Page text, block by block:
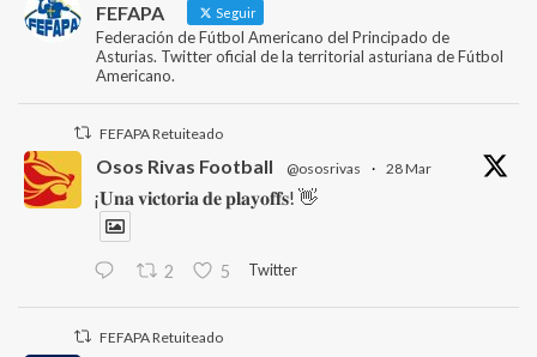
FEFAPA Seguir
Federación de Fútbol Americano del Principado de
Asturias. Twitter oficial de la territorial asturiana de Fútbol
Americano.
FEFAPA Retuiteado
Osos Rivas Football @ososrivas · 28 Mar
¡𝐔𝐧𝐚 𝐯𝐢𝐜𝐭𝐨𝐫𝐢𝐚 𝐝𝐞 𝐩𝐥𝐚𝐲𝐨𝐟𝐟𝐬! 👋
2 5 Twitter
FEFAPA Retuiteado